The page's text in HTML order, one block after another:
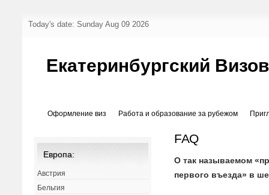
Today's date: Sunday Aug 09 2026
Екатеринбургский
Оформление виз Работа и образование за рубежом
FAQ
О так называемом
первого въезда» в
Европа:
Австрия
Бельгия